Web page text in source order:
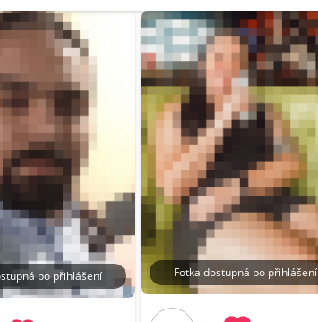
po přihlášení Fotka dostupná po přihlášení